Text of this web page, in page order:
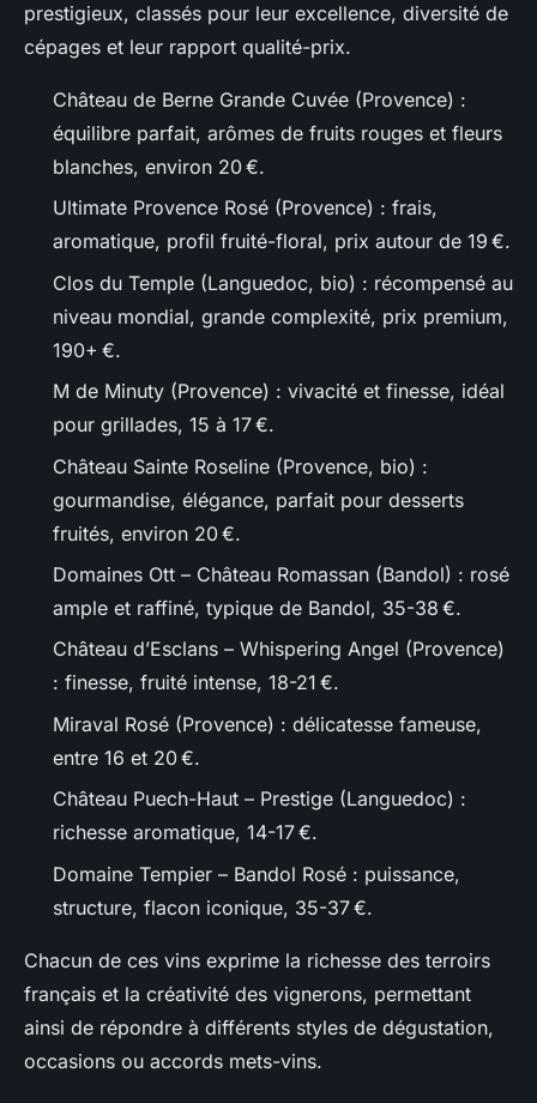
prestigieux, classés pour leur excellence, diversité de
cépages et leur rapport qualité-prix.
Château de Berne Grande Cuvée (Provence) :
équilibre parfait, arômes de fruits rouges et fleurs
blanches, environ 20 €.
Ultimate Provence Rosé (Provence) : frais,
aromatique, profil fruité-floral, prix autour de 19 €.
Clos du Temple (Languedoc, bio) : récompensé au
niveau mondial, grande complexité, prix premium,
190+ €.
M de Minuty (Provence) : vivacité et finesse, idéal
pour grillades, 15 à 17 €.
Château Sainte Roseline (Provence, bio) :
gourmandise, élégance, parfait pour desserts
fruités, environ 20 €.
Domaines Ott – Château Romassan (Bandol) : rosé
ample et raffiné, typique de Bandol, 35-38 €.
Château d’Esclans – Whispering Angel (Provence)
: finesse, fruité intense, 18-21 €.
Miraval Rosé (Provence) : délicatesse fameuse,
entre 16 et 20 €.
Château Puech-Haut – Prestige (Languedoc) :
richesse aromatique, 14-17 €.
Domaine Tempier – Bandol Rosé : puissance,
structure, flacon iconique, 35-37 €.
Chacun de ces vins exprime la richesse des terroirs
français et la créativité des vignerons, permettant
ainsi de répondre à différents styles de dégustation,
occasions ou accords mets-vins.